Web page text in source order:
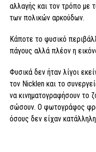
αλλαγής και τον τρόπο με
των πολικών αρκούδων.
Κάποτε το φυσικό
πάγους αλλά πλέον η
Φυσικά δεν ήταν λίγοι
τον Nicklen και το
να κινηματογραφήσουν το
σώσουν. Ο φωτογράφος
όσους δεν είχαν